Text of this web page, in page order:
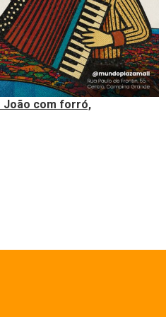
João com forró,